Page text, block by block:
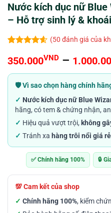
Nước kích dục nữ
– Hỗ trợ sinh lý &
5 dựa trên
(50 đánh giá của
350.000VND –
🛡️ Vì sao chọn hàng chính
✓ Nước kích dục nữ Blue
hãng, có tem & chứng nhận,
✓ Hiệu quả vượt trội, không
✓ Tránh xa hàng trôi nổi giá rẻ
✅ Chính hãng 100% 🔒
💯 Cam kết của shop
✓ Chính hãng 100%, kiểm